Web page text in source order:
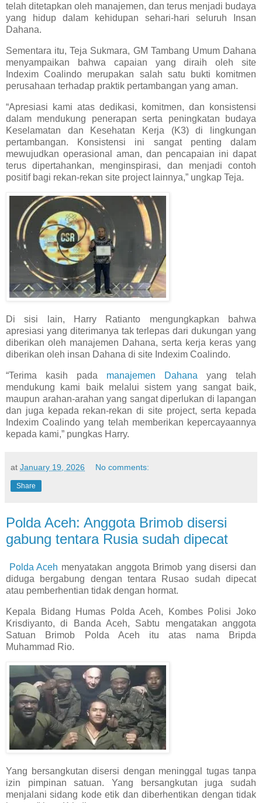
telah ditetapkan oleh manajemen, dan terus menjadi budaya
yang hidup dalam kehidupan sehari-hari seluruh Insan
Dahana.
Sementara itu, Teja Sukmara, GM Tambang Umum Dahana
menyampaikan bahwa capaian yang diraih oleh site
Indexim Coalindo merupakan salah satu bukti komitmen
perusahaan terhadap praktik pertambangan yang aman.
“Apresiasi kami atas dedikasi, komitmen, dan konsistensi
dalam mendukung penerapan serta peningkatan budaya
Keselamatan dan Kesehatan Kerja (K3) di lingkungan
pertambangan. Konsistensi ini sangat penting dalam
mewujudkan operasional aman, dan pencapaian ini dapat
terus dipertahankan, menginspirasi, dan menjadi contoh
positif bagi rekan-rekan site project lainnya,” ungkap Teja.
Di sisi lain, Harry Ratianto mengungkapkan bahwa
apresiasi yang diterimanya tak terlepas dari dukungan yang
diberikan oleh manajemen Dahana, serta kerja keras yang
diberikan oleh insan Dahana di site Indexim Coalindo.
“Terima kasih pada manajemen Dahana yang telah
mendukung kami baik melalui sistem yang sangat baik,
maupun arahan-arahan yang sangat diperlukan di lapangan
dan juga kepada rekan-rekan di site project, serta kepada
Indexim Coalindo yang telah memberikan kepercayaannya
kepada kami,” pungkas Harry.
at January 19, 2026 No comments:
Share
Polda Aceh: Anggota Brimob disersi
gabung tentara Rusia sudah dipecat
Polda Aceh menyatakan anggota Brimob yang disersi dan
diduga bergabung dengan tentara Rusao sudah dipecat
atau pemberhentian tidak dengan hormat.
Kepala Bidang Humas Polda Aceh, Kombes Polisi Joko
Krisdiyanto, di Banda Aceh, Sabtu mengatakan anggota
Satuan Brimob Polda Aceh itu atas nama Bripda
Muhammad Rio.
Yang bersangkutan disersi dengan meninggal tugas tanpa
izin pimpinan satuan. Yang bersangkutan juga sudah
menjalani sidang kode etik dan diberhentikan dengan tidak